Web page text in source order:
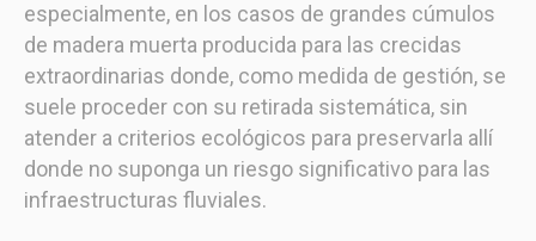
especialmente, en los casos de grandes cúmulos
de madera muerta producida para las crecidas
extraordinarias donde, como medida de gestión, se
suele proceder con su retirada sistemática, sin
atender a criterios ecológicos para preservarla allí
donde no suponga un riesgo significativo para las
infraestructuras fluviales.